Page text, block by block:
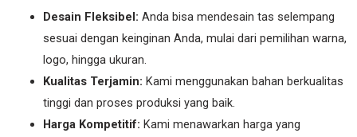
Desain Fleksibel: Anda bisa mendesain tas selempang
sesuai dengan keinginan Anda, mulai dari pemilihan warna,
logo, hingga ukuran.
Kualitas Terjamin: Kami menggunakan bahan berkualitas
tinggi dan proses produksi yang baik.
Harga Kompetitif: Kami menawarkan harga yang